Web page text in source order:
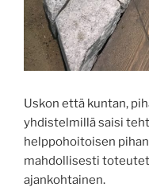
Uskon että kuntan,
yhdistelmillä saisi
helppohoitoisen
mahdollisesti
ajankohtainen.